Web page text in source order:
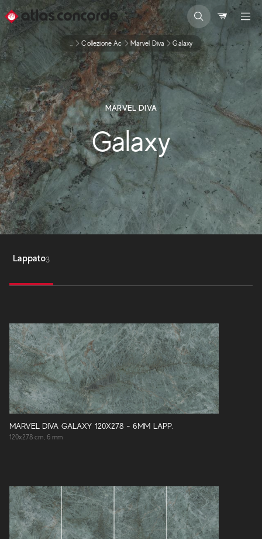
... Collezione Ac Marvel Diva Galaxy
MARVEL DIVA
Galaxy
Lappato3
MARVEL DIVA GALAXY 120X278 - 6MM LAPP.
120x278 cm, 6 mm